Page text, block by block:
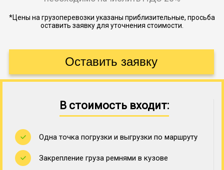
*Цены на грузоперевозки указаны приблизительные, просьба
оставить заявку для уточнения стоимости.
В стоимость входит:
Одна точка погрузки и выгрузки по маршруту
Закрепление груза ремнями в кузове